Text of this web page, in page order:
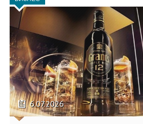
6.07.2026